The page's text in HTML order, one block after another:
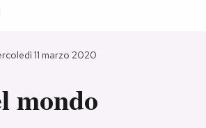
11 marzo 2020
mondo